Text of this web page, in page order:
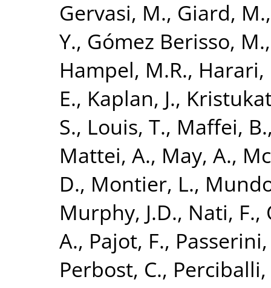
Gervasi, M., Giard, M.
Y., Gómez Berisso, M.
Hampel, M.R., Harari,
E., Kaplan, J.,
S., Louis, T., Maffei, B.
Mattei, A., May, A.,
D., Montier, L.,
Murphy, J.D., Nati, F.,
A., Pajot, F.,
Perbost, C.,